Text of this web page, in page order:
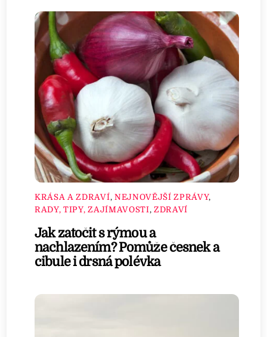
KRÁSA A ZDRAVÍ, NEJNOVĚJŠÍ ZPRÁVY,
RADY, TIPY, ZAJÍMAVOSTI, ZDRAVÍ
Jak zatočit s rýmou a
nachlazením? Pomůže česnek a
cibule i drsná polévka